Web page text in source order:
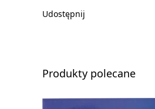
Udostępnij
Produkty polecane